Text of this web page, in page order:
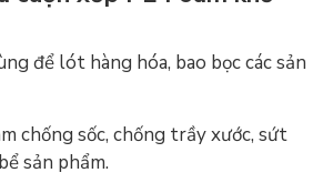
để lót hàng hóa, bao bọc các sản
chống sốc, chống trầy xước, sứt
sản phẩm.